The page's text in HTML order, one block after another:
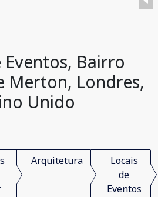
Eventos, Bairro
Merton, Londres,
Unido
Arquitetura
Locais
de
Eventos